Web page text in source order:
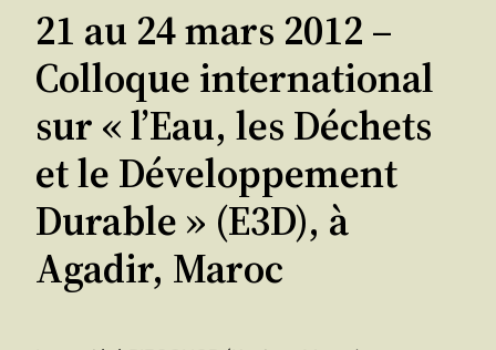
21 au 24 mars 2012 –
Colloque international
sur « l’Eau, les Déchets
et le Développement
Durable » (E3D), à
Agadir, Maroc